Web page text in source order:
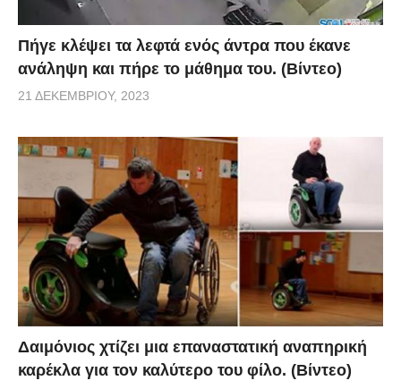
Πήγε κλέψει τα λεφτά ενός άντρα που έκανε
ανάληψη και πήρε το μάθημα του. (Βίντεο)
21 ΔΕΚΕΜΒΡΊΟΥ, 2023
Δαιμόνιος χτίζει μια επαναστατική αναπηρική
καρέκλα για τον καλύτερο του φίλο. (Βίντεο)